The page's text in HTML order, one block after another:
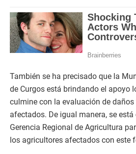
También se ha precisado que la
de Curgos está brindando el apoyo
culmine con la evaluación de
afectados. De igual manera, se
Gerencia Regional de Agricultura
los agricultores afectados con este